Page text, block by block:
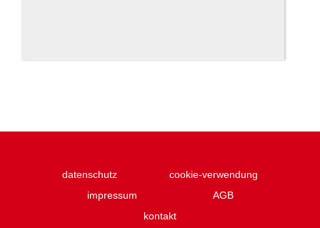
datenschutz
cookie-verwendung
impressum
AGB
kontakt